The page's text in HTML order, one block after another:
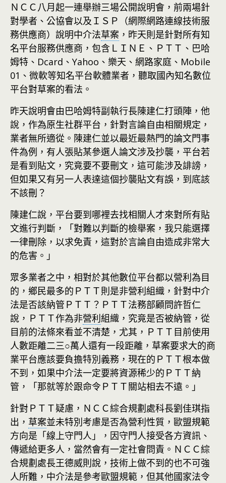
ＮＣＣ八月起一連舉辦三場公開說明會，前兩場針
對學者、公協會以及ＩＳＰ（網際網路連線技術服
務供應商）說明中介法草案 ，昨天則是針對所有知
名平台服務供應商，包含ＬＩＮＥ、ＰＴＴ、巴哈
姆特、Dcard、Yahoo、樂天、網路家庭、Mobile
01、微軟等知名平台軟體業者，聽取國內知名數位
平台對草案的看法。
昨天說明會由巴哈姆特副執行長陳建仁打頭陣，他
說，作為原生社群平台，針對言論自由相關規定，
業者無所適從。陳建仁並以最近最熱門的論文門事
件為例，有人張貼某參選人論文涉及抄襲，平台若
是看到貼文，究竟要不要刪文，這可能涉及誹謗，
但如果又有另一人表達這個抄襲貼文有誤，到底該
不該刪？
陳建仁說，平台要到哪裡去找相關人才來對所有貼
文進行判斷，「對難以判斷的檢舉案，我只能選擇
一律刪除，以求免責，這對於言論自由造成非常大
的危害。」
眾多業者之中，相對於其他數位平台都以營利為目
的，鄉民最多的ＰＴＴ則是非營利組織，針對中介
法是否該納管ＰＴＴ？ＰＴＴ法務部顧問許哲仁
說，ＰＴＴ作為非營利組織，究竟是否被納管，從
目前的法條來看並不清楚，尤其，ＰＴＴ目前使用
人數距離二三○萬人還有一段距離，草案要求大的商
業平台應該要負擔特別義務，現在的ＰＴＴ根本做
不到，如果中介法一定要將資源稀少的ＰＴＴ納
管，「那就等於跟命令ＰＴＴ關站相去不遠。」
針對ＰＴＴ疑慮，ＮＣＣ綜合規劃處科長劉佳琪指
出， 草案並未特別考慮是否為營利性質，歐盟規範
方向是「線上守門人」，因守門人接受各方資訊、
傳遞給更多人，當然會有一定社會問責。ＮＣＣ綜
合規劃處長王德威則說，技術上做不到的也不可強
人所難，中介法是參考歐盟規範，但其他國家法令